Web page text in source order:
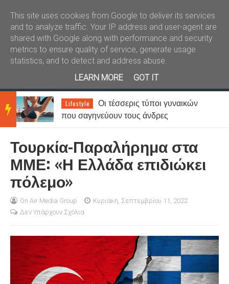
Καλώς ήλθατε Kral News
BRE
AKIN
NEW
Lifestyle
Οι τέσσερις τύποι γυναικών
που σαγηνεύουν τους άνδρες
Τουρκία-Παραλήρημα στα
ΜΜΕ: «Η Ελλάδα επιδιώκει
πόλεμο»
On Air Media Group
Κυριακή, Σεπτεμβρίου 11, 2022
Δεν Υπάρχουν Σχόλια
This site uses cookies from Google to deliver its services
and to analyze traffic. Your IP address and user-agent are
shared with Google along with performance and security
metrics to ensure quality of service, generate usage
statistics, and to detect and address abuse.
LEARN MORE
GOT IT